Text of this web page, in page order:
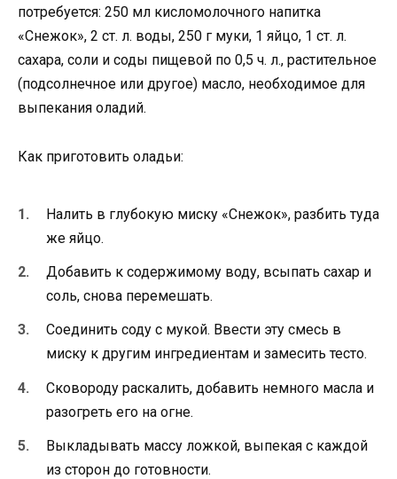
потребуется: 250 мл кисломолочного напитка
«Снежок», 2 ст. л. воды, 250 г муки, 1 яйцо, 1 ст. л.
сахара, соли и соды пищевой по 0,5 ч. л., растительное
(подсолнечное или другое) масло, необходимое для
выпекания оладий.
Как приготовить оладьи:
Налить в глубокую миску «Снежок», разбить туда
же яйцо.
Добавить к содержимому воду, всыпать сахар и
соль, снова перемешать.
Соединить соду с мукой. Ввести эту смесь в
миску к другим ингредиентам и замесить тесто.
Сковороду раскалить, добавить немного масла и
разогреть его на огне.
Выкладывать массу ложкой, выпекая с каждой
из сторон до готовности.